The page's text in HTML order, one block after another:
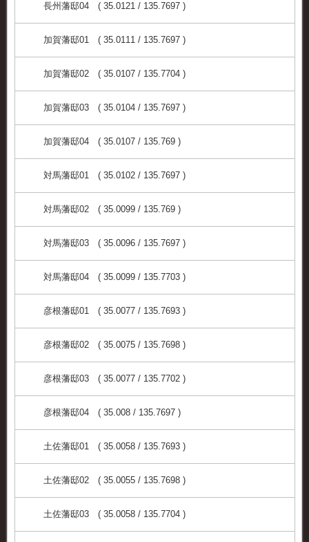
長州藩邸04 ( 35.0121 / 135.7697 )
加賀藩邸01 ( 35.0111 / 135.7697 )
加賀藩邸02 ( 35.0107 / 135.7704 )
加賀藩邸03 ( 35.0104 / 135.7697 )
加賀藩邸04 ( 35.0107 / 135.769 )
対馬藩邸01 ( 35.0102 / 135.7697 )
対馬藩邸02 ( 35.0099 / 135.769 )
対馬藩邸03 ( 35.0096 / 135.7697 )
対馬藩邸04 ( 35.0099 / 135.7703 )
彦根藩邸01 ( 35.0077 / 135.7693 )
彦根藩邸02 ( 35.0075 / 135.7698 )
彦根藩邸03 ( 35.0077 / 135.7702 )
彦根藩邸04 ( 35.008 / 135.7697 )
土佐藩邸01 ( 35.0058 / 135.7693 )
土佐藩邸02 ( 35.0055 / 135.7698 )
土佐藩邸03 ( 35.0058 / 135.7704 )